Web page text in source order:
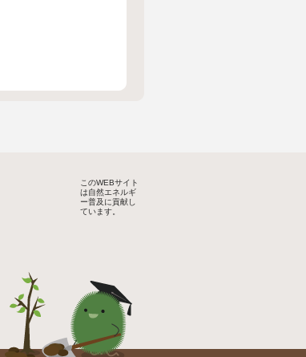
このWEBサイト
は自然エネルギ
ー普及に貢献し
ています。